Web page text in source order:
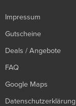
Impressum
Gutscheine
Deals / Angebote
FAQ
Google Maps
Datenschutzerklärung